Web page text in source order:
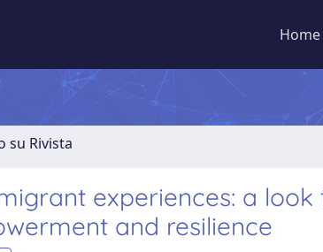
Home
su Rivista
experiences: a look
and resilience